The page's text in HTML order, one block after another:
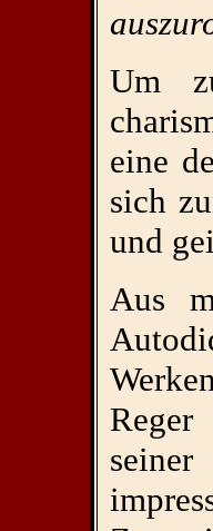
Um
eine
sich
und
Aus